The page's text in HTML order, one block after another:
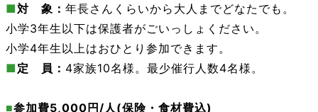
■対 象： 年長さんくらいから大人までどなたでも。
小学3年生以下は保護者がごいっしょください。
小学4年生以上はおひとり参加できます。
■ 定 員： 4家族10名様。最少催行人数4名様。
■参加費5,000円/人(保険・食材費込)